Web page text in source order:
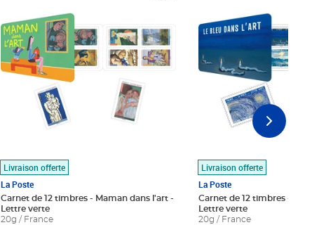
Livraison offerte
La Poste
Carnet de 12 timbres - Maman dans l'art -
Lettre verte
20g / France
Livraison offerte
La Poste
Carnet de 12 timbres - Le
Lettre verte
20g / France